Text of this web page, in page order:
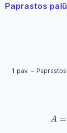
Paprastos
1 pav. –